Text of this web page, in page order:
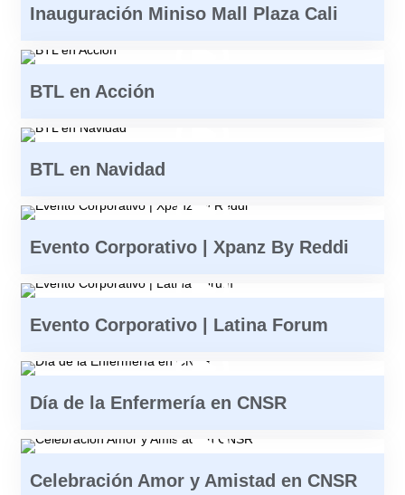
Inauguración Miniso Mall Plaza Cali
BTL en Acción
BTL en Navidad
Evento Corporativo | Xpanz By Reddi
Evento Corporativo | Latina Forum
Día de la Enfermería en CNSR
Celebración Amor y Amistad en CNSR